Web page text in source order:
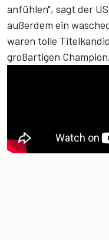
anfühlen", sagt der
außerdem ein
waren tolle
großartigen